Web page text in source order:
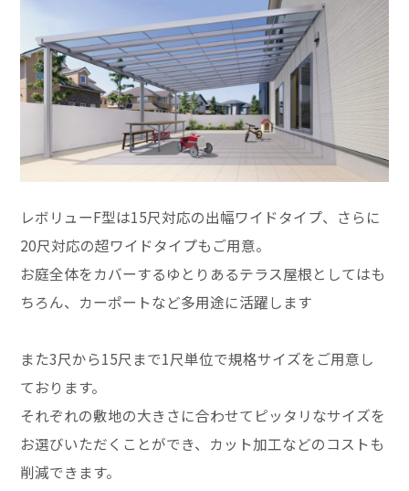
レボリューF型は15尺対応の出幅ワイドタイプ、さらに
20尺対応の超ワイドタイプもご用意。
お庭全体をカバーするゆとりあるテラス屋根としてはも
ちろん、カーポートなど多用途に活躍します
また3尺から15尺まで1尺単位で規格サイズをご用意し
ております。
それぞれの敷地の大きさに合わせてピッタリなサイズを
お選びいただくことができ、カット加工などのコストも
削減できます。